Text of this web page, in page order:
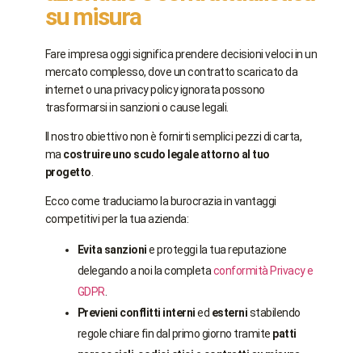
su misura
Fare impresa oggi significa prendere decisioni veloci in un
mercato complesso, dove un contratto scaricato da
internet o una privacy policy ignorata possono
trasformarsi in sanzioni o cause legali.
Il nostro obiettivo non è fornirti semplici pezzi di carta,
ma costruire uno scudo legale attorno al tuo
progetto
Ecco come traduciamo la burocrazia in vantaggi
competitivi per la tua azienda:
Evita sanzionie proteggi la tua reputazione
delegando a noi la completaconformità Privacy e
GDPR
Previeni conflitti internied esternistabilendo
regole chiare fin dal primo giorno tramite patti